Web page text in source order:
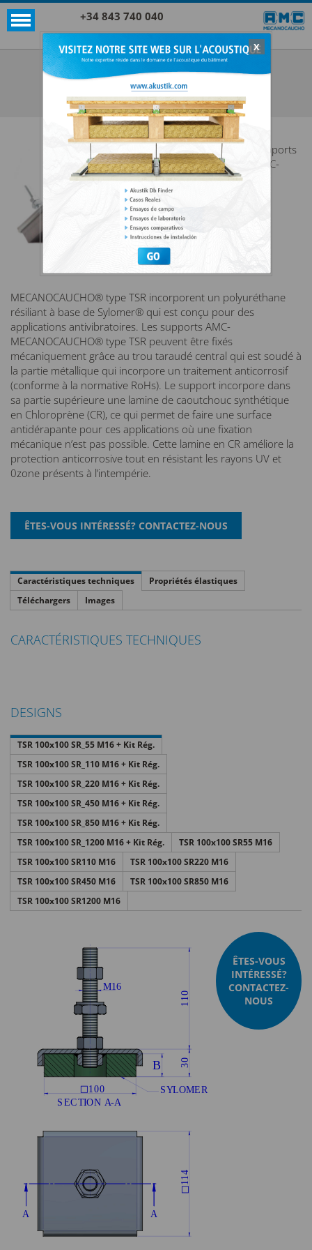
+34 843 740 040
X
Akustik + Sylomer®
TSR 100X100
VOIR TOUTES AKUSTIK + SYLOMER®
supports
AMC-
MECANOCAUCHO® type TSR incorporent un polyuréthane
résiliant à base de Sylomer® qui est conçu pour des
applications antivibratoires. Les supports AMC-
MECANOCAUCHO® type TSR peuvent être fixés
mécaniquement grâce au trou taraudé central qui est soudé à
la partie métallique qui incorpore un traitement anticorrosif
(conforme à la normative RoHs). Le support incorpore dans
sa partie supérieure une lamine de caoutchouc synthétique
en Chloroprène (CR), ce qui permet de faire une surface
antidérapante pour ces applications où une fixation
mécanique n’est pas possible. Cette lamine en CR améliore la
protection anticorrosive tout en résistant les rayons UV et
0zone présents à l’intempérie.
Caractéristiques techniques
Propriétés élastiques
Téléchargers
Images
CARACTÉRISTIQUES TECHNIQUES
DESIGNS
TSR 100x100 SR_55 M16 + Kit Rég.
TSR 100x100 SR_110 M16 + Kit Rég.
TSR 100x100 SR_220 M16 + Kit Rég.
TSR 100x100 SR_450 M16 + Kit Rég.
TSR 100x100 SR_850 M16 + Kit Rég.
TSR 100x100 SR_1200 M16 + Kit Rég.
TSR 100x100 SR55 M16
TSR 100x100 SR110 M16
TSR 100x100 SR220 M16
TSR 100x100 SR450 M16
TSR 100x100 SR850 M16
TSR 100x100 SR1200 M16
ÊTES-VOUS
INTÉRESSÉ?
CONTACTEZ-
NOUS